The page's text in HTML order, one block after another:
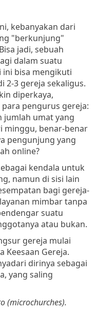
kebanyakan dari
"berkunjung"
jadi, sebuah
dalam suatu
ini bisa mengikuti
2-3 gereja sekaligus.
diperkaya,
pengurus gereja:
jumlah umat yang
minggu, benar-benar
pengunjung yang
online?
kendala untuk
namun di sisi lain
bagi gereja-
mimbar tanpa
suatu
atau bukan.
gereja mulai
Keesaan Gereja.
dirinya sebagai
yang saling
(microchurches).